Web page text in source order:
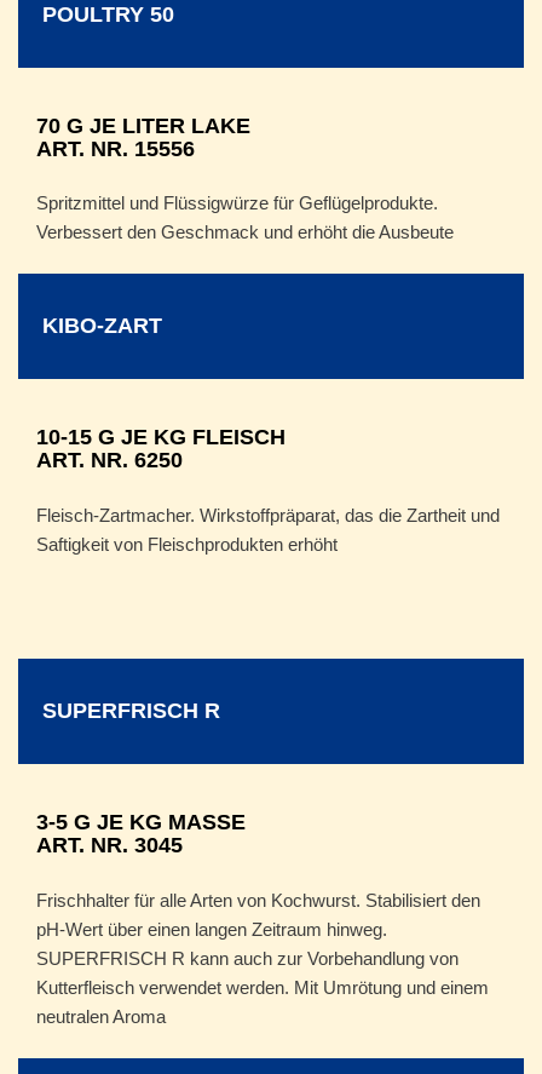
POULTRY 50
70 G JE LITER LAKE
ART. NR. 15556
Spritzmittel und Flüssigwürze für Geflügelprodukte.
Verbessert den Geschmack und erhöht die Ausbeute
KIBO-ZART
10-15 G JE KG FLEISCH
ART. NR. 6250
Fleisch-Zartmacher. Wirkstoffpräparat, das die Zartheit und
Saftigkeit von Fleischprodukten erhöht
SUPERFRISCH R
3-5 G JE KG MASSE
ART. NR. 3045
Frischhalter für alle Arten von Kochwurst. Stabilisiert den
pH-Wert über einen langen Zeitraum hinweg.
SUPERFRISCH R kann auch zur Vorbehandlung von
Kutterfleisch verwendet werden. Mit Umrötung und einem
neutralen Aroma